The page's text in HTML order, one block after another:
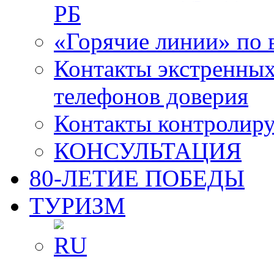
РБ
«Горячие линии» по
Контакты
телефонов доверия
Контакты
КОНСУЛЬТАЦИЯ
80-ЛЕТИЕ ПОБЕДЫ
ТУРИЗМ
RU